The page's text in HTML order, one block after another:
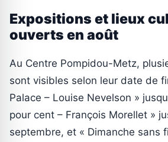
Expositions et lieux
ouverts en août
Au Centre Pompidou-Metz,
sont visibles selon leur date de
Palace – Louise Nevelson »
pour cent – François Morellet »
septembre, et « Dimanche sans